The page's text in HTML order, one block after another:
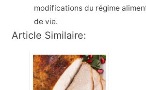
modifications du régime
de vie.
Article Similaire: